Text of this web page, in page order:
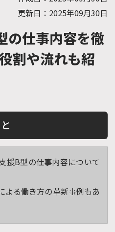
更新日： 2025年09月30日
の仕事内容を徹
割や流れも紹
援B型の仕事内容について
よる働き方の革新事例もあ